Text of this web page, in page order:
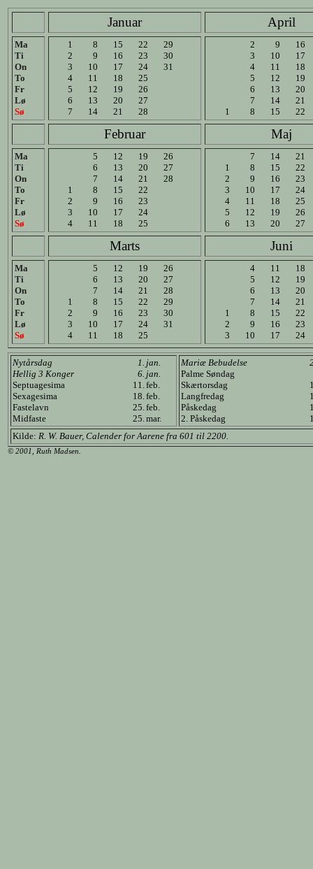
Januar April
Ma
Ti
On
To
Fr
Lø
Sø
1
2
3
4
5
6
7
8
9
10
11
12
13
14
15
16
17
18
19
20
21
22
23
24
25
26
27
28
29
30
31
1
2
3
4
5
6
7
8
9
10
11
12
13
14
15
16
17
18
19
20
21
22
Februar Maj
Ma
Ti
On
To
Fr
Lø
Sø
1
2
3
4
5
6
7
8
9
10
11
12
13
14
15
16
17
18
19
20
21
22
23
24
25
26
27
28
1
2
3
4
5
6
7
8
9
10
11
12
13
14
15
16
17
18
19
20
21
22
23
24
25
26
27
Marts Juni
Ma
Ti
On
To
Fr
Lø
Sø
1
2
3
4
5
6
7
8
9
10
11
12
13
14
15
16
17
18
19
20
21
22
23
24
25
26
27
28
29
30
31
1
2
3
4
5
6
7
8
9
10
11
12
13
14
15
16
17
18
19
20
21
22
23
24
Nytårsdag
Hellig 3 Konger
Septuagesima
Sexagesima
Fastelavn
Midfaste
1.
6.
11.
18.
25.
25.
jan.
jan.
feb.
feb.
feb.
mar.
Mariæ Bebudelse
Palme Søndag
Skærtorsdag
Langfredag
Påskedag
2. Påskedag
Kilde: R. W. Bauer, Calender for Aarene fra 601 til 2200.
© 2001, Ruth Madsen.